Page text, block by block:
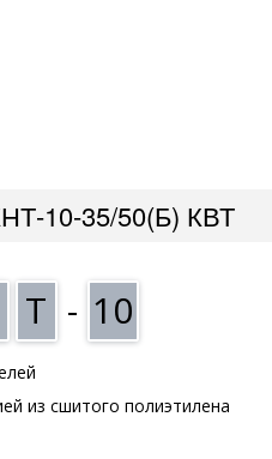
10-35/50(Б) КВТ
Т - 10
из сшитого полиэтилена